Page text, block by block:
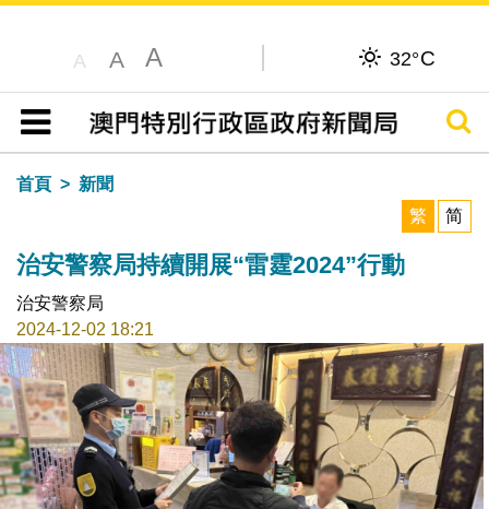
A A A 32°C
目錄
搜尋
首頁
新聞
繁
简
治安警察局持續開展“雷霆2024”行動
治安警察局
2024-12-02 18:21